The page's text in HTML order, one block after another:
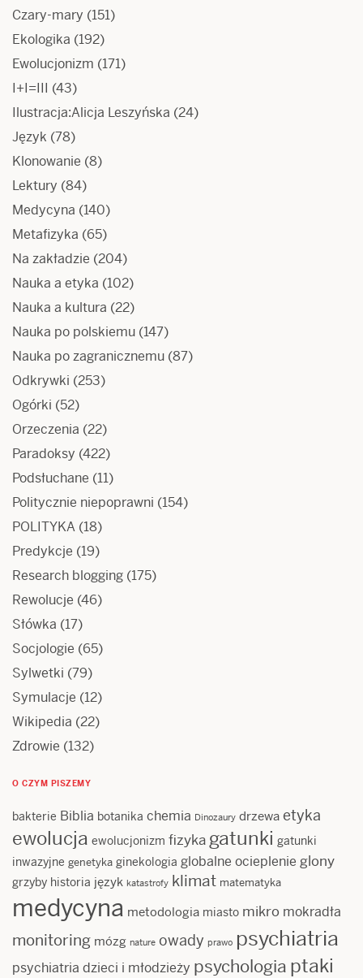
Czary-mary (151)
Ekologika (192)
Ewolucjonizm (171)
I+I=III (43)
Ilustracja:Alicja Leszyńska (24)
Język (78)
Klonowanie (8)
Lektury (84)
Medycyna (140)
Metafizyka (65)
Na zakładzie (204)
Nauka a etyka (102)
Nauka a kultura (22)
Nauka po polskiemu (147)
Nauka po zagranicznemu (87)
Odkrywki (253)
Ogórki (52)
Orzeczenia (22)
Paradoksy (422)
Podsłuchane (11)
Politycznie niepoprawni (154)
POLITYKA (18)
Predykcje (19)
Research blogging (175)
Rewolucje (46)
Słówka (17)
Socjologie (65)
Sylwetki (79)
Symulacje (12)
Wikipedia (22)
Zdrowie (132)
O CZYM PISZEMY
bakterie Biblia botanika chemia Dinozaury drzewa etyka
ewolucja ewolucjonizm fizyka gatunki gatunki
inwazyjne genetyka ginekologia globalne ocieplenie glony
grzyby historia język katastrofy klimat matematyka
medycyna metodologia miasto mikro mokradła
monitoring mózg nature owady prawo psychiatria
psychiatria dzieci i młodzieży psychologia ptaki